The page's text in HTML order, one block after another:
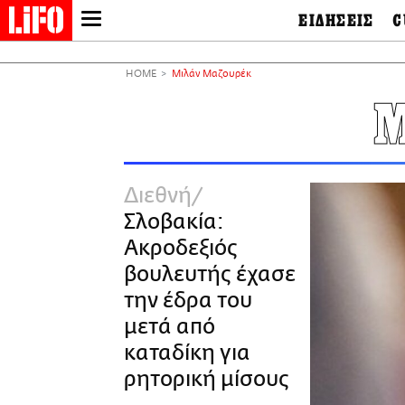
NEWSLETTER
PRINT
ΕΙΔΗΣΕΙΣ
&
HOME Μιλάν Μαζουρέκ
Διεθνή
Σλοβακία:
Ακροδεξιός
βουλευτής έχασε
την έδρα του
μετά από
καταδίκη για
ρητορική μίσους